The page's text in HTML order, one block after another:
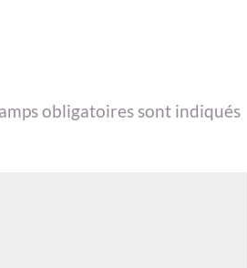
obligatoires sont indiqués